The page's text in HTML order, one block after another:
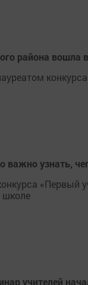
района вошла
узнать,
«Первый
школе
учителей